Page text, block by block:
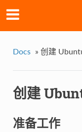
Docs » 创建
创建
准备工作